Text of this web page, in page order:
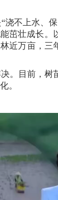
不上水、
茁壮成长
近万亩，
。目前，
。